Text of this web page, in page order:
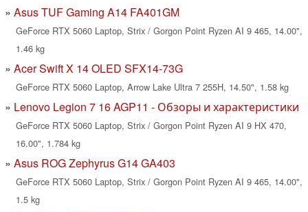
Asus TUF Gaming A14 FA401GM
GeForce RTX 5060 Laptop, Strix / Gorgon Point Ryzen AI 9 465, 14.00",
1.46 kg
Acer Swift X 14 OLED SFX14-73G
GeForce RTX 5060 Laptop, Arrow Lake Ultra 7 255H, 14.50", 1.58 kg
Lenovo Legion 7 16 AGP11 - Обзоры и характеристики
GeForce RTX 5060 Laptop, Strix / Gorgon Point Ryzen AI 9 HX 470,
16.00", 1.784 kg
Asus ROG Zephyrus G14 GA403
GeForce RTX 5060 Laptop, Strix / Gorgon Point Ryzen AI 9 465, 14.00",
1.5 kg